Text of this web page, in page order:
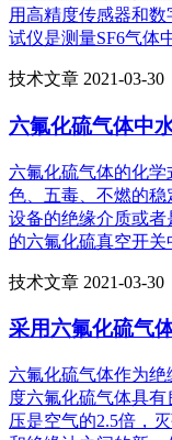
用高精度传感器和
试仪是测量SF6气体
技术文章 2021-03-30
六氟化硫气体中
六氟化硫气体的化
色、五毒、不燃的
设备的绝缘介质或
的六氟化硫真空开关
技术文章 2021-03-30
采用六氟化硫气
六氟化硫气体作为
度六氟化硫气体具
压是空气的2.5倍，